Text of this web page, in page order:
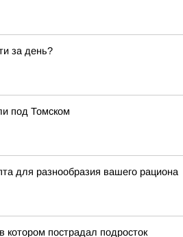
за день?
под Томском
для разнообразия вашего рациона
пострадал подросток